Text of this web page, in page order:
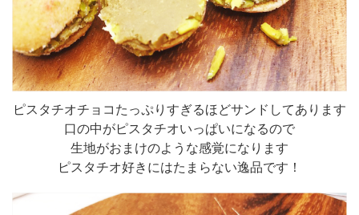
ピスタチオチョコたっぷりすぎるほどサンドしてあります
口の中がピスタチオいっぱいになるので
生地がおまけのような感覚になります
ピスタチオ好きにはたまらない逸品です！